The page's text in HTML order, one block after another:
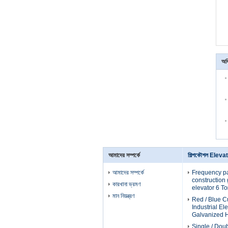
আমাদের সম্পর্কে
আমাদের সম্পর্কে
কারখানা ভ্রমণ
মান নিয়ন্ত্রণ
শিল্পকৌশল
Frequency
construction
elevator 6
Red / Blue
Industrial
Galvanized
Single /